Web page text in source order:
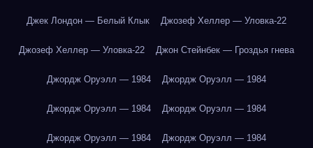
Джек Лондон — Белый Клык Джозеф Хеллер — Уловка-22
Джозеф Хеллер — Уловка-22 Джон Стейнбек — Гроздья гнева
Джордж Оруэлл — 1984 Джордж Оруэлл — 1984
Джордж Оруэлл — 1984 Джордж Оруэлл — 1984
Джордж Оруэлл — 1984 Джордж Оруэлл — 1984